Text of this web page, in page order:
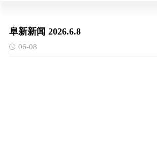
阜新新闻 2026.6.8
06-08